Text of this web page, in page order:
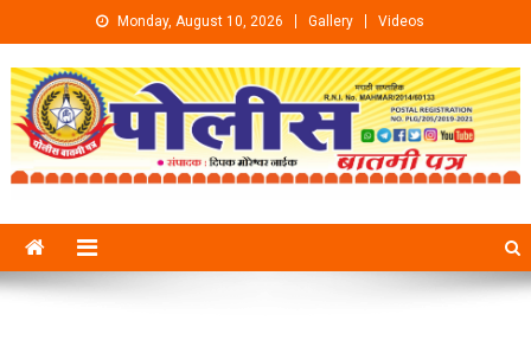
Skip to content Monday, August 10, 2026 Gallery Videos